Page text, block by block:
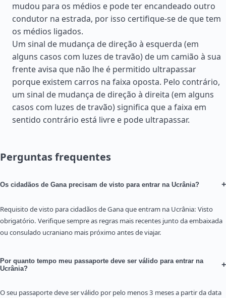
mudou para os médios e pode ter encandeado outro
condutor na estrada, por isso certifique-se de que tem
os médios ligados.
Um sinal de mudança de direção à esquerda (em
alguns casos com luzes de travão) de um camião à sua
frente avisa que não lhe é permitido ultrapassar
porque existem carros na faixa oposta. Pelo contrário,
um sinal de mudança de direção à direita (em alguns
casos com luzes de travão) significa que a faixa em
sentido contrário está livre e pode ultrapassar.
Perguntas frequentes
Os cidadãos de Gana precisam de visto para entrar na Ucrânia? +
Requisito de visto para cidadãos de Gana que entram na Ucrânia: Visto
obrigatório. Verifique sempre as regras mais recentes junto da embaixada
ou consulado ucraniano mais próximo antes de viajar.
Por quanto tempo meu passaporte deve ser válido para entrar na
Ucrânia?
+
O seu passaporte deve ser válido por pelo menos 3 meses a partir da data